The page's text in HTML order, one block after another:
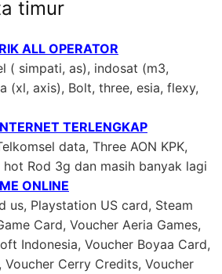
timur
ALL OPERATOR
( simpati, as), indosat (m3,
(xl, axis), Bolt, three, esia, flexy,
TERLENGKAP
data, Three AON KPK,
hot Rod 3g dan masih banyak lagi
ONLINE
us, Playstation US card, Steam
Card, Voucher Aeria Games,
Indonesia, Voucher Boyaa Card,
Voucher Cerry Credits, Voucher